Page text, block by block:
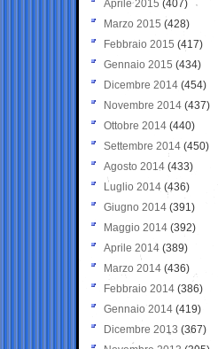
Aprile 2015 (407)
Marzo 2015 (428)
Febbraio 2015 (417)
Gennaio 2015 (434)
Dicembre 2014 (454)
Novembre 2014 (437)
Ottobre 2014 (440)
Settembre 2014 (450)
Agosto 2014 (433)
Luglio 2014 (436)
Giugno 2014 (391)
Maggio 2014 (392)
Aprile 2014 (389)
Marzo 2014 (436)
Febbraio 2014 (386)
Gennaio 2014 (419)
Dicembre 2013 (367)